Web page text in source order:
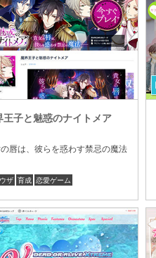
王子と魅惑のナイトメア
唇は、彼らを惑わす禁忌の魔法
ザ 育成 恋愛ゲーム